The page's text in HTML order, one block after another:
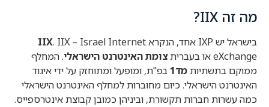
מה זה IIX?
בישראל יש IXP אחד, הנקרא IIX. IIX – Israel Internet
eXchange או בעברית
צומת האינטרנט הישראלי. המחלף
ממוקם בתשתיות מד1
בפ"ת, ומופעל ומתוחזק על ידי איגוד
האינטרנט הישראלי. כיום מחוברות למחלף האינטרנט הישראלי
כמה עשרות חברות תקשורת, וביניהן כמובן קבוצת אינטרספייס.